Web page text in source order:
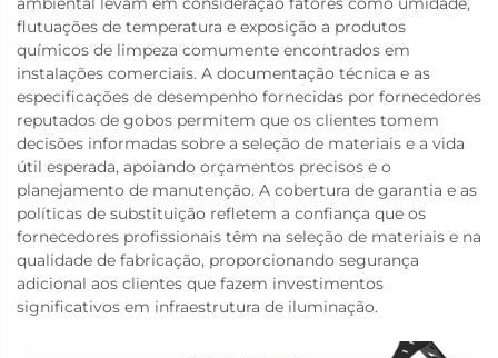
flutuações de temperatura e exposição a produtos
químicos de limpeza comumente encontrados em
instalações comerciais. A documentação técnica e as
especificações de desempenho fornecidas por fornecedores
reputados de gobos permitem que os clientes tomem
decisões informadas sobre a seleção de materiais e a vida
útil esperada, apoiando orçamentos precisos e o
planejamento de manutenção. A cobertura de garantia e as
políticas de substituição refletem a confiança que os
fornecedores profissionais têm na seleção de materiais e na
qualidade de fabricação, proporcionando segurança
adicional aos clientes que fazem investimentos
significativos em infraestrutura de iluminação.